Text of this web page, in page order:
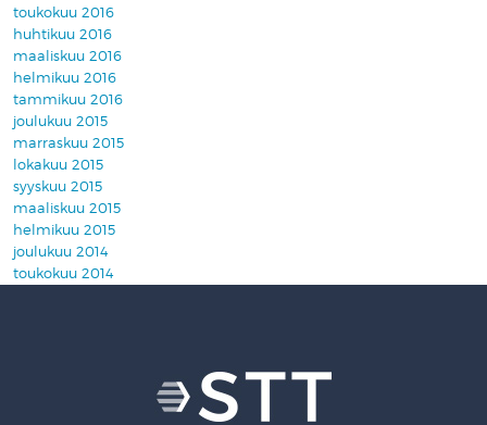
toukokuu 2016
huhtikuu 2016
maaliskuu 2016
helmikuu 2016
tammikuu 2016
joulukuu 2015
marraskuu 2015
lokakuu 2015
syyskuu 2015
maaliskuu 2015
helmikuu 2015
joulukuu 2014
toukokuu 2014